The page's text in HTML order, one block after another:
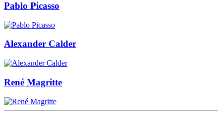
Pablo Picasso
Alexander Calder
René Magritte